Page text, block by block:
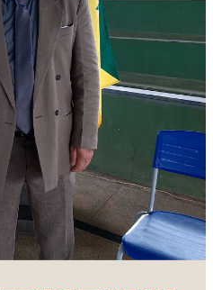
TCE RO
nudista e cobra até R$ 4 mil por